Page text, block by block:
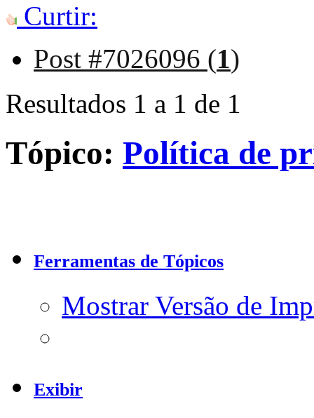
Curtir:
Post #7026096 (1)
Resultados 1 a 1 de 1
Tópico: Política de
Ferramentas de Tópicos
Mostrar Versão de
Exibir